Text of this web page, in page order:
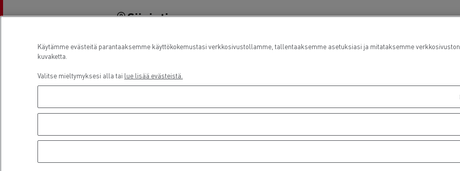
Sijainti
Käytämme evästeitä parantaaksemme käyttökokemustasi verkkosivustollamme, tallentaaksemme asetuksiasi ja mitataksemme
kuvaketta.
Valitse mieltymyksesi alla tai lue lisää evästeistä.